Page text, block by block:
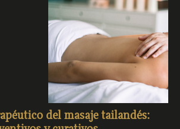
del masaje tailandés: